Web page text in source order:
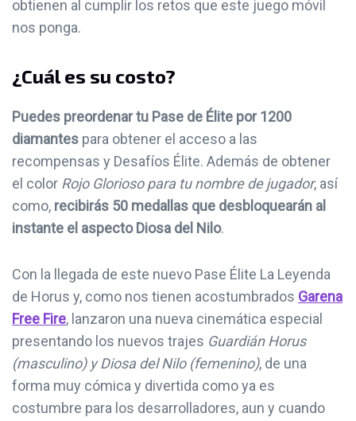
obtienen al cumplir los retos que este juego móvil
nos ponga.
¿Cuál es su costo?
Puedes preordenar tu Pase de Élite por 1200
diamantes para obtener el acceso a las
recompensas y Desafíos Élite. Además de obtener
el color Rojo Glorioso para tu nombre de jugador, así
como, recibirás 50 medallas que desbloquearán al
instante el aspecto Diosa del Nilo.
Con la llegada de este nuevo Pase Élite La Leyenda
de Horus y, como nos tienen acostumbrados Garena
Free Fire, lanzaron una nueva cinemática especial
presentando los nuevos trajes Guardián Horus
(masculino) y Diosa del Nilo (femenino), de una
forma muy cómica y divertida como ya es
costumbre para los desarrolladores, aun y cuando